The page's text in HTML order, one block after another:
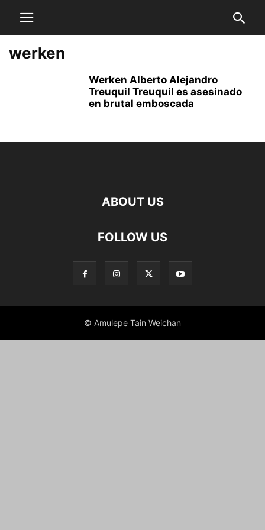
werken
Werken Alberto Alejandro
Treuquil Treuquil es asesinado
en brutal emboscada
ABOUT US
FOLLOW US
© Amulepe Tain Weichan